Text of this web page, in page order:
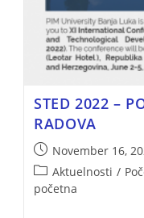
STED 2022 –
RADOVA
November 16,
Aktuelnosti /
početna